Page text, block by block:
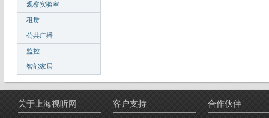
观察实验室
租赁
公共广播
监控
智能家居
关于上海视听网 客户支持 合作伙伴